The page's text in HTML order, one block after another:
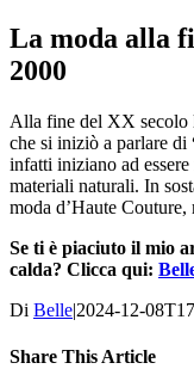
La moda alla
2000
Alla fine del XX secolo
che si iniziò a parlare di
infatti iniziano ad
materiali naturali. In
moda d’Haute Couture,
Se ti è piaciuto il mio
calda? Clicca qui:
Di Belle|2024-12-
Share This Article